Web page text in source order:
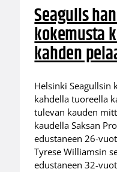
Seagulls
kokemusta
kahden
Helsinki Seagullsin
kahdella tuoreella
tulevan kauden
kaudella Saksan
edustaneen 26-
Tyrese Williamsin
edustaneen 32-